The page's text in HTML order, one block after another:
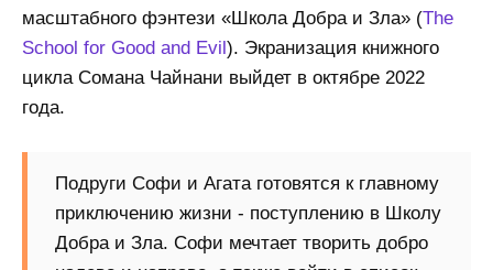
масштабного фэнтези «Школа Добра и Зла» (The
School for Good and Evil). Экранизация книжного
цикла Сомана Чайнани выйдет в октябре 2022
года.
Подруги Софи и Агата готовятся к главному
приключению жизни - поступлению в Школу
Добра и Зла. Софи мечтает творить добро